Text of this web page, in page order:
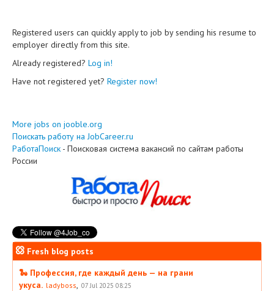
Registered users can quickly apply to job by sending his resume to
employer directly from this site.
Already registered? Log in!
Have not registered yet? Register now!
More jobs on jooble.org
Поискать работу на JobCareer.ru
РаботаПоиск - Поисковая система вакансий по сайтам работы
России
Fresh blog posts
🐍 Профессия, где каждый день — на грани
укуса. ladyboss 07 Jul 2025 08:25